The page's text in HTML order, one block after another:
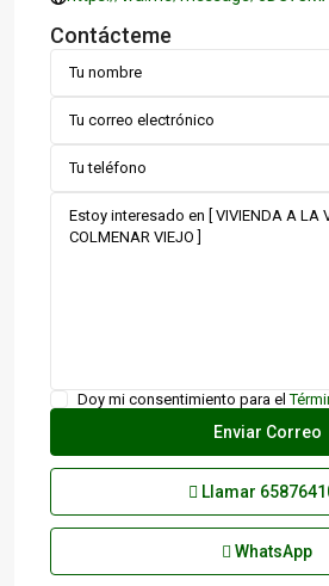
Contácteme
Doy mi consentimiento para el
Llamar
WhatsApp